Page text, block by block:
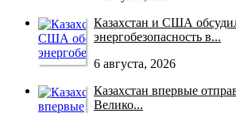
Казахстан и США
энергобезопасность в...
6 августа, 2026
Казахстан впервые
Велико...